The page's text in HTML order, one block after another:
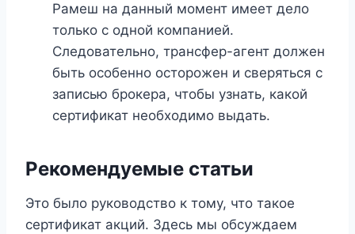
Рамеш на данный момент имеет дело
только с одной компанией.
Следовательно, трансфер-агент должен
быть особенно осторожен и сверяться с
записью брокера, чтобы узнать, какой
сертификат необходимо выдать.
Рекомендуемые статьи
Это было руководство к тому, что такое
сертификат акций. Здесь мы обсуждаем